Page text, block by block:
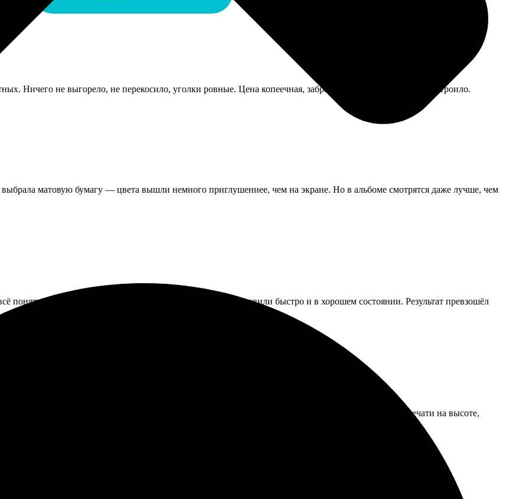
Ничего не выгорело, не перекосило, уголки ровные. Цена копеечная, забрала из пункта выдачи, все устроило.
выбрала матовую бумагу — цвета вышли немного приглушеннее, чем на экране. Но в альбоме смотрятся даже лучше, чем
понятно. Выбор размера и дизайна очень порадовал. Доставили быстро и в хорошем состоянии. Результат превзошёл
Всё прошло быстро и без проблем. Выбор шаблонов порадовал, легко оформил. Качество печати на высоте,
Буду ещё заказывать!